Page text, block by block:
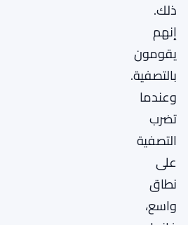
ذلك.
إنهم
يقومون
بالتصفية.
وعندما
تضرب
التصفية
على
نطاق
واسع،